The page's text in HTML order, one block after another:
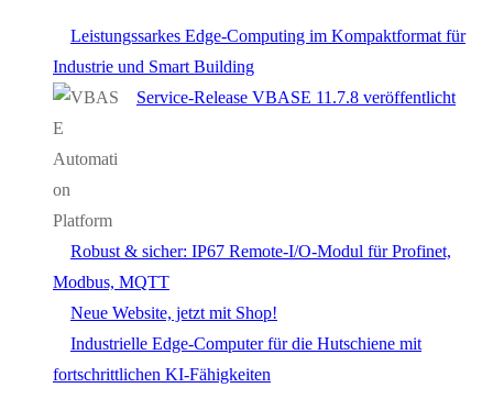
Leistungssarkes Edge-Computing im Kompaktformat für
Industrie und Smart Building
Service-Release VBASE 11.7.8 veröffentlicht
Robust & sicher: IP67 Remote-I/O-Modul für Profinet,
Modbus, MQTT
Neue Website, jetzt mit Shop!
Industrielle Edge-Computer für die Hutschiene mit
fortschrittlichen KI-Fähigkeiten